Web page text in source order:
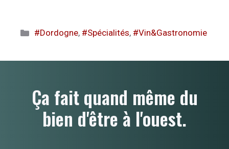
Catégories
#Dordogne, #Spécialités, #Vin&Gastronomie
Ça fait quand même du
bien d'être à l'ouest.